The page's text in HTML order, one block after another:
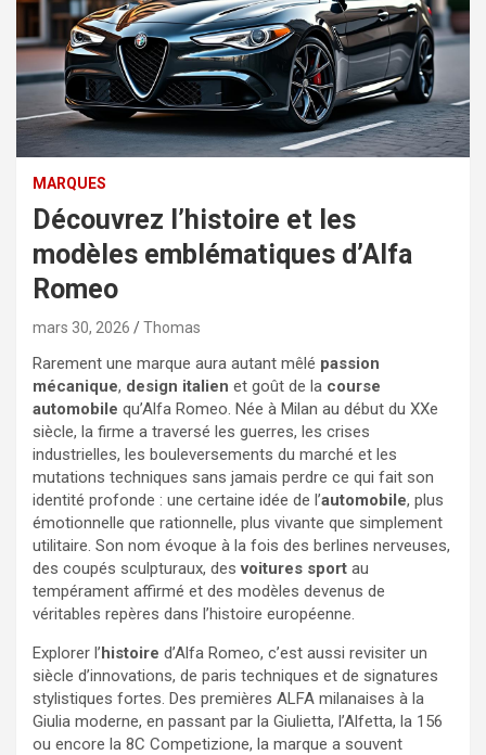
MARQUES
Découvrez l’histoire et les
modèles emblématiques d’Alfa
Romeo
mars 30, 2026 Thomas
Rarement une marque aura autant mêlé passion
mécanique, design italien et goût de la course
automobile qu’Alfa Romeo. Née à Milan au début du XXe
siècle, la firme a traversé les guerres, les crises
industrielles, les bouleversements du marché et les
mutations techniques sans jamais perdre ce qui fait son
identité profonde : une certaine idée de l’automobile, plus
émotionnelle que rationnelle, plus vivante que simplement
utilitaire. Son nom évoque à la fois des berlines nerveuses,
des coupés sculpturaux, desvoitures sport au
tempérament affirmé et des modèles devenus de
véritables repères dans l’histoire européenne.
Explorer l’histoire d’Alfa Romeo, c’est aussi revisiter un
siècle d’innovations, de paris techniques et de signatures
stylistiques fortes. Des premières ALFA milanaises à la
Giulia moderne, en passant par la Giulietta, l’Alfetta, la 156
ou encore la 8C Competizione, la marque a souvent